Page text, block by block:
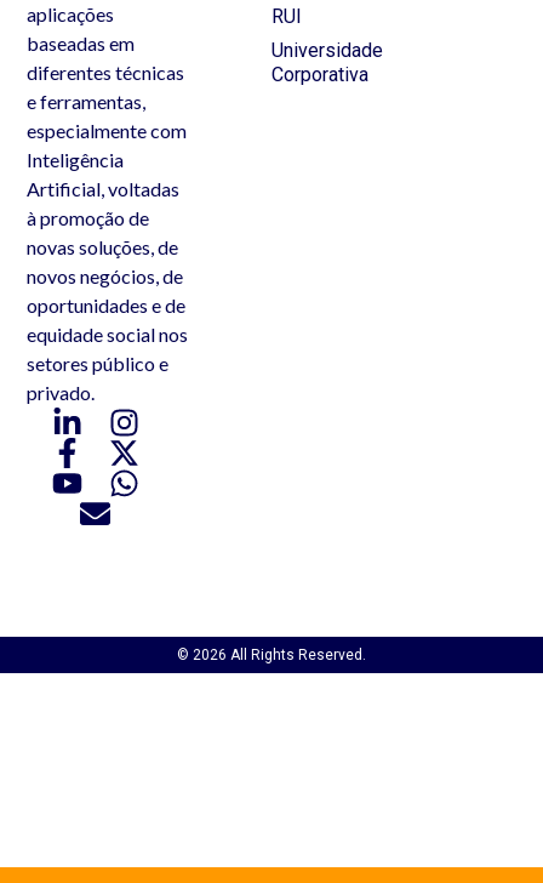
aplicações
baseadas em
diferentes técnicas
e ferramentas,
especialmente com
Inteligência
Artificial, voltadas
à promoção de
novas soluções, de
novos negócios, de
oportunidades e de
equidade social nos
setores público e
privado.
RUI
Universidade
Corporativa
© 2026 All Rights Reserved.